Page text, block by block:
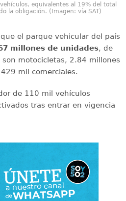
equivalentes al 19% del total
la obligación. (Imagen: vía SAT)
el parque vehicular del país
millones de unidades, de
motocicletas, 2.84 millones
mil comerciales.
de 110 mil vehículos
tras entrar en vigencia